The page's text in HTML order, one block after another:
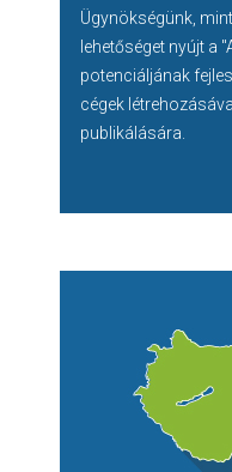
Ügynökségünk,
lehetőséget nyújt a
potenciáljának
cégek
publikálására.